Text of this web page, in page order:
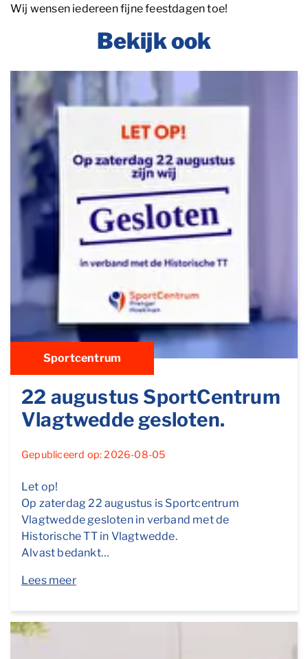
Wij wensen iedereen fijne feestdagen toe!
Bekijk ook
Sportcentrum
22 augustus SportCentrum
Vlagtwedde gesloten.
Gepubliceerd op: 2026-08-05
Let op!
Op zaterdag 22 augustus is Sportcentrum
Vlagtwedde gesloten in verband met de
Historische TT in Vlagtwedde.
Alvast bedankt…
Lees meer